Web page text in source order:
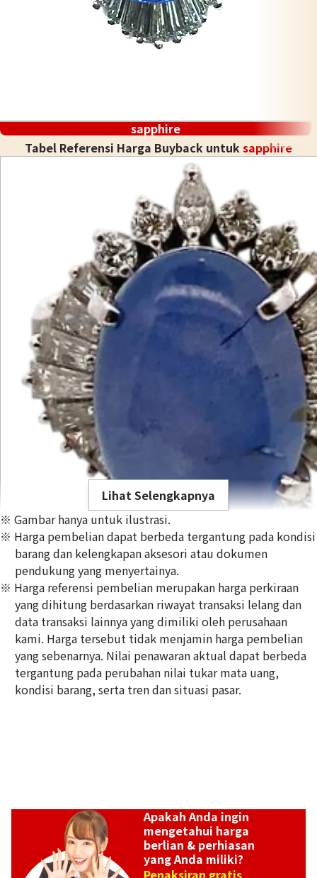
sapphire
Tabel Referensi Harga Buyback untuksapphire
Pt･Pm900 Star Sapphire Diamond Ring 10.97ct
Referensi Harga Buyback
49.529.478
Lihat Selengkapnya
※ Gambar hanya untuk ilustrasi.
※ Harga pembelian dapat berbeda tergantung pada kondisi
barang dan kelengkapan aksesori atau dokumen
pendukung yang menyertainya.
※ Harga referensi pembelian merupakan harga perkiraan
yang dihitung berdasarkan riwayat transaksi lelang dan
data transaksi lainnya yang dimiliki oleh perusahaan
kami. Harga tersebut tidak menjamin harga pembelian
yang sebenarnya. Nilai penawaran aktual dapat berbeda
tergantung pada perubahan nilai tukar mata uang,
kondisi barang, serta tren dan situasi pasar.
Apakah Anda ingin
mengetahui harga
berlian & perhiasan
yang Anda miliki?
Penaksiran gratis